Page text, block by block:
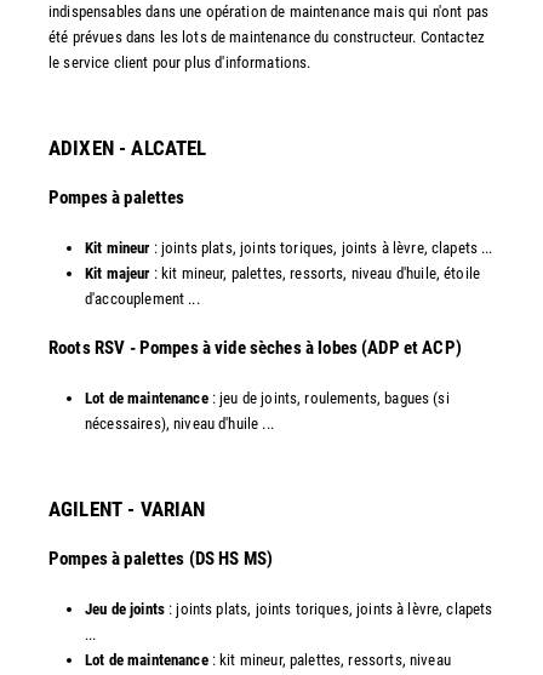
indispensables dans une opération de maintenance mais qui n'ont pas
été prévues dans les lots de maintenance du constructeur. Contactez
le service client pour plus d'informations.
ADIXEN - ALCATEL
Pompes à palettes
Kit mineur : joints plats, joints toriques, joints à lèvre, clapets ...
Kit majeur : kit mineur, palettes, ressorts, niveau d'huile, étoile
d'accouplement ...​
​Roots RSV - Pompes à vide sèches à lobes (ADP et ACP)
Lot de maintenance: jeu de joints, roulements, bagues (si
nécessaires), niveau d'huile ...​
AGILENT - VARIAN
Pompes à palettes (DS HS MS)
Jeu de joints : joints plats, joints toriques, joints à lèvre, clapets
...
Lot de maintenance: kit mineur, palettes, ressorts, niveau